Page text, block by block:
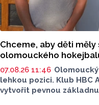
Chceme, aby děti
olomouckého
07.08.26 11:46
lehkou pozici. Klub HBC
vytvořit pevnou